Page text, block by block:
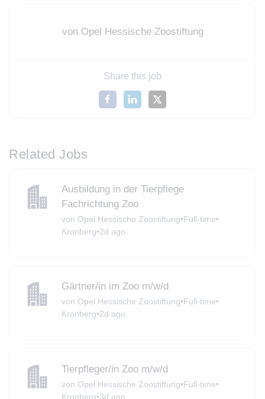
von Opel Hessische Zoostiftung
Share this job
Related Jobs
Ausbildung in der Tierpflege
Fachrichtung Zoo
von Opel Hessische Zoostiftung•Full-time•
Kronberg•2d ago
Gärtner/in im Zoo m/w/d
von Opel Hessische Zoostiftung•Full-time•
Kronberg•2d ago
Tierpfleger/in Zoo m/w/d
von Opel Hessische Zoostiftung•Full-time•
Kronberg•3d ago